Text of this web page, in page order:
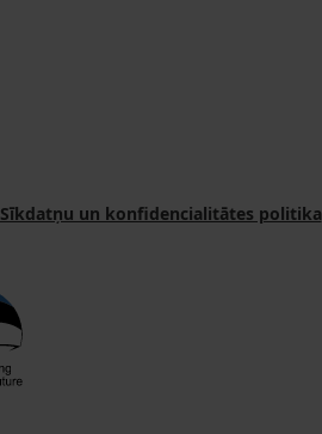
Sīkdatņu un konfidencialitātes politika